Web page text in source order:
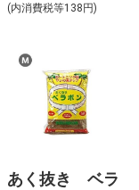
(内消費税等138円)
あく抜き ベラ